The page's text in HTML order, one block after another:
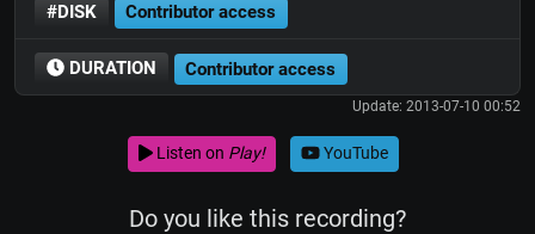
#DISK Contributor access
DURATION Contributor access
Update: 2013-07-10 00:52
Listen on Play! YouTube
Do you like this recording?